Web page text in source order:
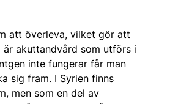
att överleva, vilket gör att
är akuttandvård som utförs i
inte fungerar får man
sig fram. I Syrien finns
men som en del av